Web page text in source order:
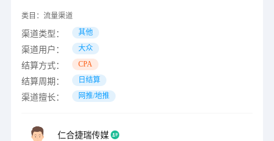
类目： 流量渠道
渠道类型： 其他
渠道用户： 大众
结算方式： CPA
结算周期： 日结算
渠道擅长： 网推/地推
仁合捷瑞传媒